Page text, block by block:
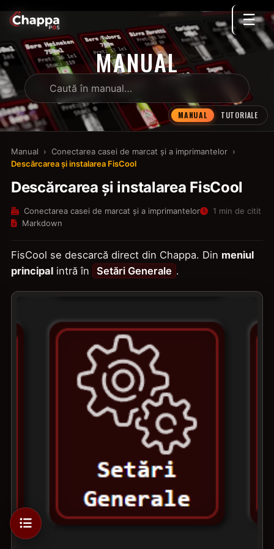
☰
MANUAL
MANUAL TUTORIALE
Manual › Conectarea casei de marcat și a imprimantelor ›
Descărcarea și instalarea FisCool
Descărcarea și instalarea FisCool
Conectarea casei de marcat și a imprimantelor
1 min de citit
Markdown
FisCool se descarcă direct din Chappa. Din meniul
principal intră în Setări Generale .